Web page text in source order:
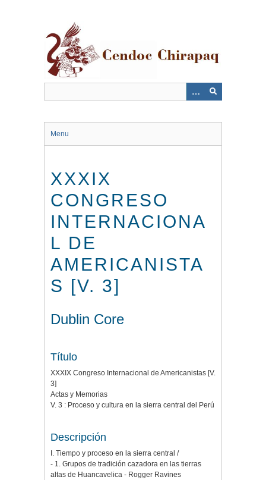
Menu
XXXIX
CONGRESO
INTERNACIONA
L DE
AMERICANISTA
S [V. 3]
Dublin Core
Título
XXXIX Congreso Internacional de Americanistas [V.
3]
Actas y Memorias
V. 3 : Proceso y cultura en la sierra central del Perú
Descripción
I. Tiempo y proceso en la sierra central /
- 1. Grupos de tradición cazadora en las tierras
altas de Huancavelica - Rogger Ravines